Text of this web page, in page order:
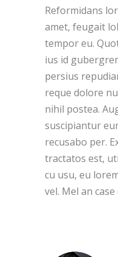
Reformidans
amet, feugait
tempor eu.
ius id
persius
reque dolore
nihil postea.
suscipiantur
recusabo per.
tractatos est,
cu usu, eu
vel. Mel an